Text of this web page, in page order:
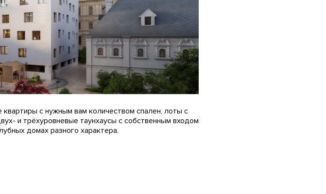
с нужным вам количеством спален, лоты с
и трёхуровневые таунхаусы с собственным входом
домах разного характера.